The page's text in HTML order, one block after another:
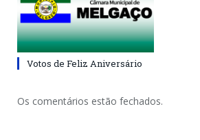
Votos de Feliz Aniversário
Os comentários estão fechados.